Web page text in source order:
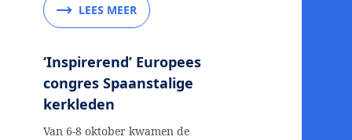
LEES MEER
‘Inspirerend’ Europees
congres Spaanstalige
kerkleden
Van 6-8 oktober kwamen de